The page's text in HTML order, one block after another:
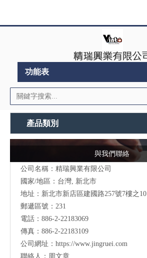
功能表
產品類別
與我們聯絡
公司名稱：精瑞興業有限公司
國家/地區：台灣, 新北市
地址： 新北市新店區建國路257號7樓之10
郵遞區號：231
電話：886-2-22183069
傳真：886-2-22183109
公司網址： https://www.jingruei.com
聯絡人：周文章